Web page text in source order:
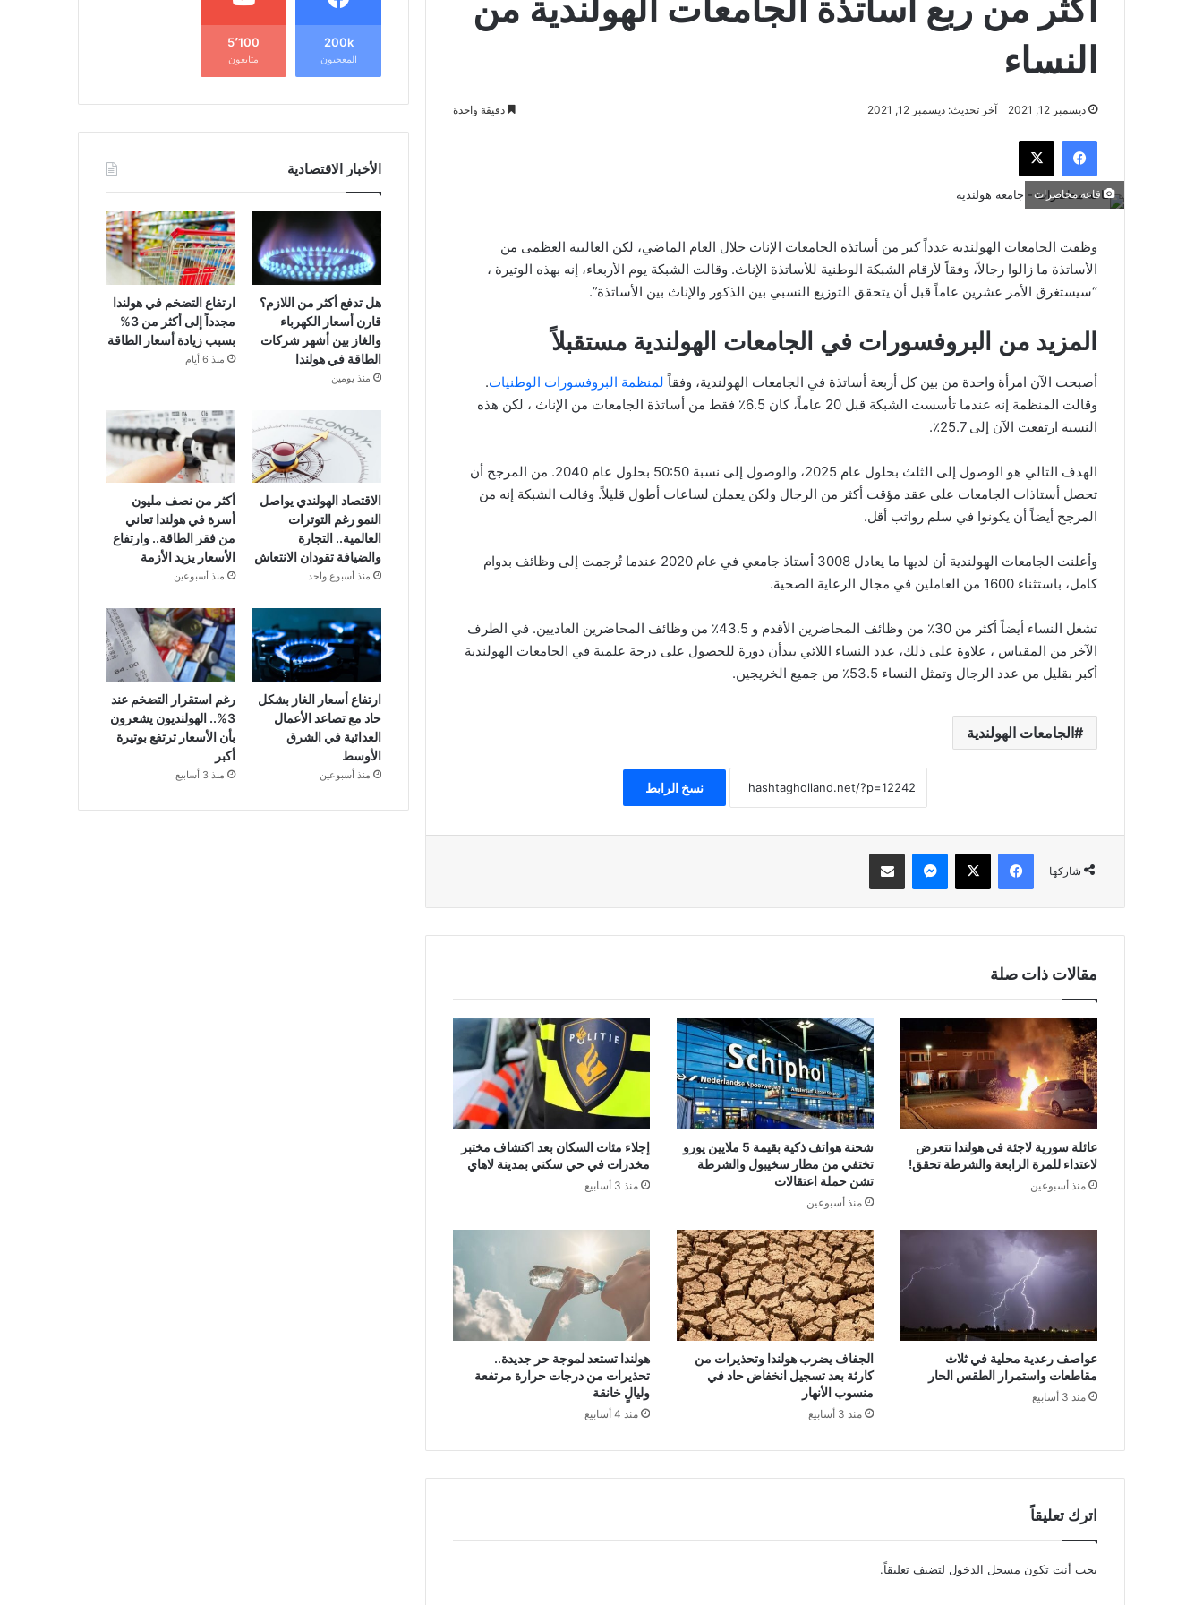
أكثر من ربع أساتذة الجامعات الهولندية من
النساء
ديسمبر 12, 2021 آخر تحديث: ديسمبر 12, 2021 دقيقة واحدة
فيسبوك ‫X
قاعة محاضرات
وظفت الجامعات الهولندية عدداً كبر من أساتذة الجامعات الإناث خلال العام الماضي، لكن الغالبية العظمى من
الأساتذة ما زالوا رجالاً، وفقاً لأرقام الشبكة الوطنية للأساتذة الإناث. وقالت الشبكة يوم الأربعاء، إنه بهذه الوتيرة ،
“سيستغرق الأمر عشرين عاماً قبل أن يتحقق التوزيع النسبي بين الذكور والإناث بين الأساتذة”.
المزيد من البروفسورات في الجامعات الهولندية مستقبلاً
أصبحت الآن امرأة واحدة من بين كل أربعة أساتذة في الجامعات الهولندية، وفقاً لمنظمة البروفسورات الوطنيات.
وقالت المنظمة إنه عندما تأسست الشبكة قبل 20 عاماً، كان 6.5٪ فقط من أساتذة الجامعات من الإناث ، لكن هذه
النسبة ارتفعت الآن إلى 25.7٪.
الهدف التالي هو الوصول إلى الثلث بحلول عام 2025، والوصول إلى نسبة 50:50 بحلول عام 2040. من المرجح أن
تحصل أستاذات الجامعات على عقد مؤقت أكثر من الرجال ولكن يعملن لساعات أطول قليلاً. وقالت الشبكة إنه من
المرجح أيضاً أن يكونوا في سلم رواتب أقل.
وأعلنت الجامعات الهولندية أن لديها ما يعادل 3008 أستاذ جامعي في عام 2020 عندما تُرجمت إلى وظائف بدوام
كامل، باستثناء 1600 من العاملين في مجال الرعاية الصحية.
تشغل النساء أيضاً أكثر من 30٪ من وظائف المحاضرين الأقدم و 43.5٪ من وظائف المحاضرين العاديين. في الطرف
الآخر من المقياس ، علاوة على ذلك، عدد النساء اللائي يبدأن دورة للحصول على درجة علمية في الجامعات الهولندية
أكبر بقليل من عدد الرجال وتمثل النساء 53.5٪ من جميع الخريجين.
الجامعات الهولندية
نسخ الرابط
شاركها
فيسبوك ‫X ماسنجر مشاركة عبر البريد
مقالات ذات صلة
عائلة سورية لاجئة في هولندا تتعرض
لاعتداء للمرة الرابعة والشرطة تحقق!
منذ أسبوعين
شحنة هواتف ذكية بقيمة 5 ملايين يورو
تختفي من مطار سخيبول والشرطة
تشن حملة اعتقالات
منذ أسبوعين
إجلاء مئات السكان بعد اكتشاف مختبر
مخدرات في حي سكني بمدينة لاهاي
منذ 3 أسابيع
عواصف رعدية محلية في ثلاث
مقاطعات واستمرار الطقس الحار
منذ 3 أسابيع
الجفاف يضرب هولندا وتحذيرات من
كارثة بعد تسجيل انخفاض حاد في
منسوب الأنهار
منذ 3 أسابيع
هولندا تستعد لموجة حر جديدة..
تحذيرات من درجات حرارة مرتفعة
وليالٍ خانقة
منذ 4 أسابيع
اترك تعليقاً
يجب أنت تكون مسجل الدخول لتضيف تعليقاً.
200k
المعجبون
5٬100
متابعون
الأخبار الاقتصادية
هل تدفع أكثر من اللازم؟
قارن أسعار الكهرباء
والغاز بين أشهر شركات
الطاقة في هولندا
منذ يومين
ارتفاع التضخم في هولندا
مجدداً إلى أكثر من 3%
بسبب زيادة أسعار الطاقة
منذ 6 أيام
الاقتصاد الهولندي يواصل
النمو رغم التوترات
العالمية.. التجارة
والضيافة تقودان الانتعاش
منذ أسبوع واحد
أكثر من نصف مليون
أسرة في هولندا تعاني
من فقر الطاقة.. وارتفاع
الأسعار يزيد الأزمة
منذ أسبوعين
ارتفاع أسعار الغاز بشكل
حاد مع تصاعد الأعمال
العدائية في الشرق
الأوسط
منذ أسبوعين
رغم استقرار التضخم عند
3%.. الهولنديون يشعرون
بأن الأسعار ترتفع بوتيرة
أكبر
منذ 3 أسابيع